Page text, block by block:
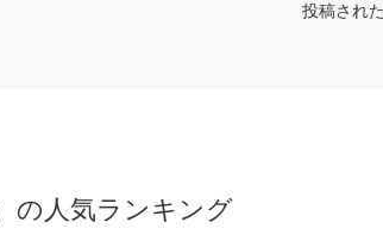
投稿され
の人気ランキング